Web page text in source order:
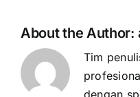
About the Author:
Tim
dengan